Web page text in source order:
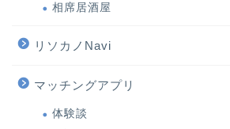
相席居酒屋
リソカノNavi
マッチングアプリ
体験談